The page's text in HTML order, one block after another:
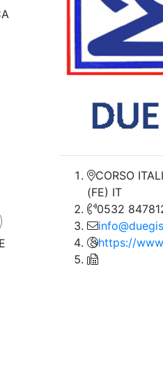
CORSO
(FE) IT
0532
https://